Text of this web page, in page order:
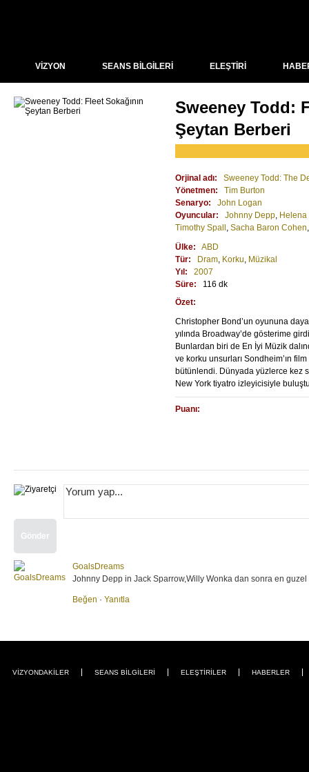
VİZYON SEANS BİLGİLERİ ELEŞTİRİ
Sweeney Todd:
Şeytan Berberi
Orjinal adı:
Sweeney Todd: The
Yönetmen:
Tim Burton
Senaryo:
John Logan
Oyuncular:
Johnny Depp, Helena
Timothy Spall , Sacha Baron Cohen
Ülke:
ABD
Tür:
Dram, Korku, Müzikal
Yıl:
2007
Süre:
116 dk
Özet:
Christopher Bond’un oyununa
yılında Broadway’de gösterime
Bunlardan biri de En İyi Müzik
ve korku unsurları Sondheim’ın
bütünlendi. Dünyada yüzlerce kez
New York tiyatro izleyicisiyle
Puanı:
Gönder
GoalsDreams
Johnny Depp in Jack Sparrow,Willy Wonka dan sonra en
Beğen · Yanıtla
VİZYONDAKİLER SEANS BİLGİLERİ ELEŞTİRİLER HABERLER